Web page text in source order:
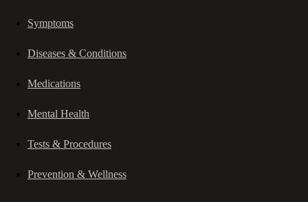
Symptoms
Diseases & Conditions
Medications
Mental Health
Tests & Procedures
Prevention & Wellness